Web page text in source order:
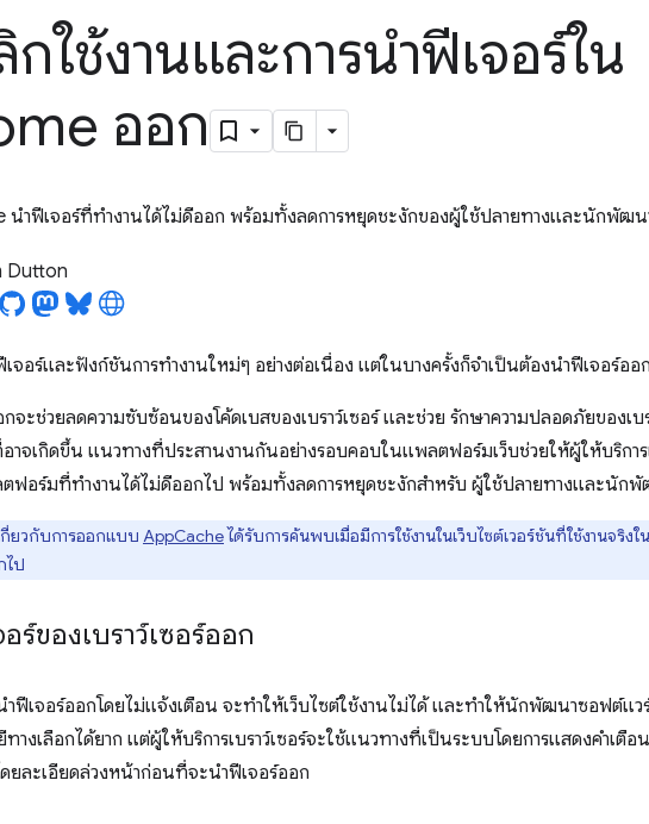
กใช้งานและการนำฟีเจอร์ใน
ออก
นำฟีเจอร์ที่ทำงานได้ไม่ดีออก พร้อมทั้งลดการหยุดชะงักของผู้ใช้ปลายทางและนักพัฒ
Dutton
จอร์และฟังก์ชันการทำงานใหม่ๆ อย่างต่อเนื่อง แต่ในบางครั้งก็จำเป็นต้องนำฟีเจอร์ออก
จะช่วยลดความซับซ้อนของโค้ดเบสของเบราว์เซอร์ และช่วย รักษาความปลอดภัยของเบร
อาจเกิดขึ้น แนวทางที่ประสานงานกันอย่างรอบคอบในแพลตฟอร์มเว็บช่วยให้ผู้ให้บริการ
ฟอร์มที่ทำงานได้ไม่ดีออกไป พร้อมทั้งลดการหยุดชะงักสำหรับ ผู้ใช้ปลายทางและนัก
ยวกับการออกแบบ AppCacheได้รับการค้นพบเมื่อมีการใช้งานในเว็บไซต์เวอร์ชันที่ใช้งานจริงใ
ไป
ร์ของเบราว์เซอร์ออก
นำฟีเจอร์ออกโดยไม่แจ้งเตือน จะทำให้เว็บไซต์ใช้งานไม่ได้ และทำให้นักพัฒนาซอฟต์แว
ทางเลือกได้ยาก แต่ผู้ให้บริการเบราว์เซอร์จะใช้แนวทางที่เป็นระบบโดยการแสดงคำเ
ดยละเอียดล่วงหน้าก่อนที่จะนำฟีเจอร์ออก